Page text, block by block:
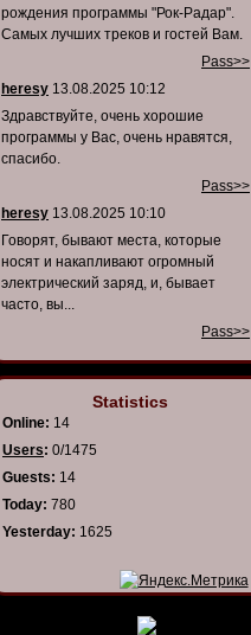
рождения программы "Рок-Радар".
Самых лучших треков и гостей Вам.
Pass>>
heresy 13.08.2025 10:12
Здравствуйте, очень хорошие
программы у Вас, очень нравятся,
спасибо.
Pass>>
heresy 13.08.2025 10:10
Говорят, бывают места, которые
носят и накапливают огромный
электрический заряд, и, бывает
часто, вы...
Pass>>
Statistics
Online: 14
Users: 0/1475
Guests: 14
Today: 780
Yesterday: 1625